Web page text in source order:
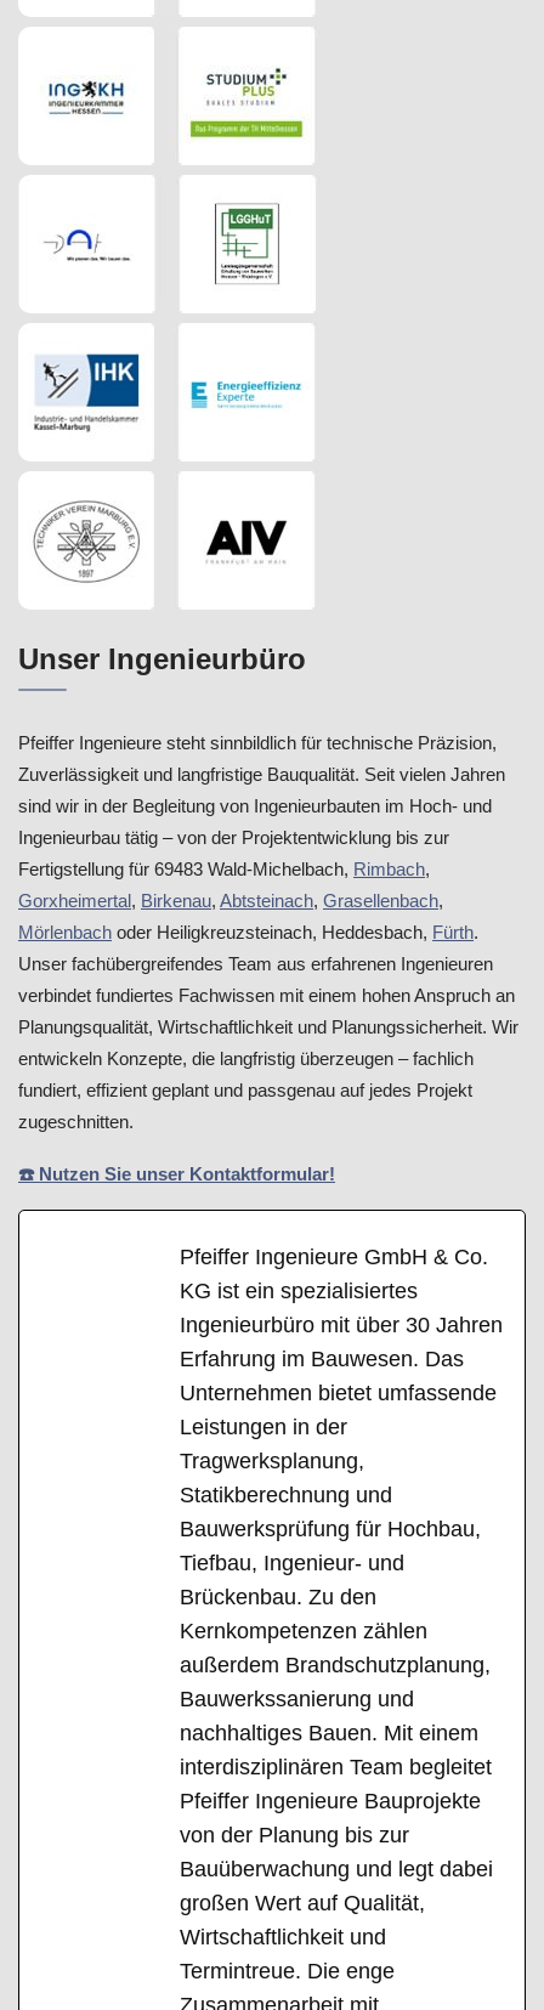
Unser Ingenieurbüro
Pfeiffer Ingenieure steht sinnbildlich für technische Präzision,
Zuverlässigkeit und langfristige Bauqualität. Seit vielen Jahren
sind wir in der Begleitung von Ingenieurbauten im Hoch- und
Ingenieurbau tätig – von der Projektentwicklung bis zur
Fertigstellung für 69483 Wald-Michelbach, Rimbach,
Gorxheimertal, Birkenau, Abtsteinach, Grasellenbach,
Mörlenbach oder Heiligkreuzsteinach, Heddesbach, Fürth.
Unser fachübergreifendes Team aus erfahrenen Ingenieuren
verbindet fundiertes Fachwissen mit einem hohen Anspruch an
Planungsqualität, Wirtschaftlichkeit und Planungssicherheit. Wir
entwickeln Konzepte, die langfristig überzeugen – fachlich
fundiert, effizient geplant und passgenau auf jedes Projekt
zugeschnitten.
☎️ Nutzen Sie unser Kontaktformular!
Pfeiffer Ingenieure GmbH & Co.
KG ist ein spezialisiertes
Ingenieurbüro mit über 30 Jahren
Erfahrung im Bauwesen. Das
Unternehmen bietet umfassende
Leistungen in der
Tragwerksplanung,
Statikberechnung und
Bauwerksprüfung für Hochbau,
Tiefbau, Ingenieur- und
Brückenbau. Zu den
Kernkompetenzen zählen
außerdem Brandschutzplanung,
Bauwerkssanierung und
nachhaltiges Bauen. Mit einem
interdisziplinären Team begleitet
Pfeiffer Ingenieure Bauprojekte
von der Planung bis zur
Bauüberwachung und legt dabei
großen Wert auf Qualität,
Wirtschaftlichkeit und
Termintreue. Die enge